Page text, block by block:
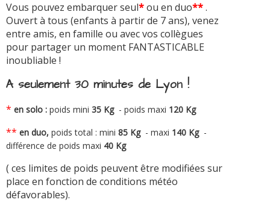
Vous pouvez embarquer seul*ou en duo**.
Ouvert à tous (enfants à partir de 7 ans), venez
entre amis, en famille ou avec vos collègues
pour partager un moment FANTASTICABLE
inoubliable !
A seulement 30 minutes de Lyon !
* en solo : poids mini 35 Kg - poids maxi 120 Kg
** en duo, poids total : mini 85 Kg - maxi 140 Kg -
différence de poids maxi 40 Kg
( ces limites de poids peuvent être modifiées sur
place en fonction de conditions météo
défavorables).